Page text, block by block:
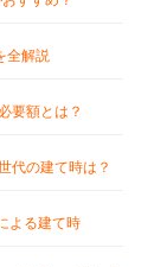
全解説
要額とは？
代の建て時は？
よる建て時